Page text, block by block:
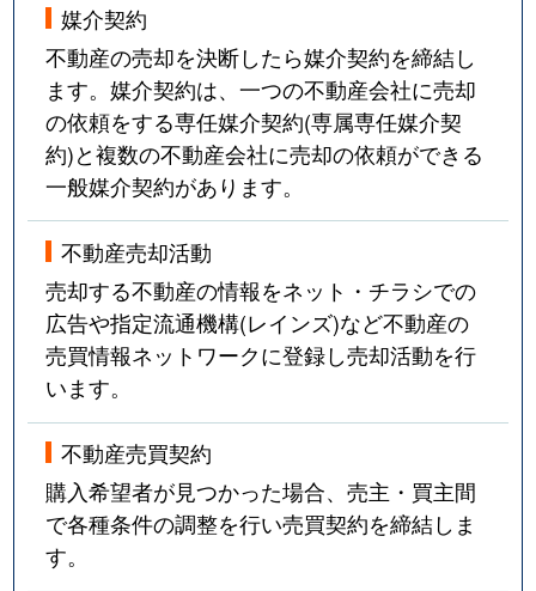
媒介契約
不動産の売却を決断したら媒介契約を締結し
ます。媒介契約は、一つの不動産会社に売却
の依頼をする専任媒介契約(専属専任媒介契
約)と複数の不動産会社に売却の依頼ができる
一般媒介契約があります。
不動産売却活動
売却する不動産の情報をネット・チラシでの
広告や指定流通機構(レインズ)など不動産の
売買情報ネットワークに登録し売却活動を行
います。
不動産売買契約
購入希望者が見つかった場合、売主・買主間
で各種条件の調整を行い売買契約を締結しま
す。